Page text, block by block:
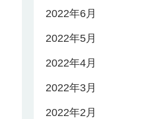
2022年6月
2022年5月
2022年4月
2022年3月
2022年2月